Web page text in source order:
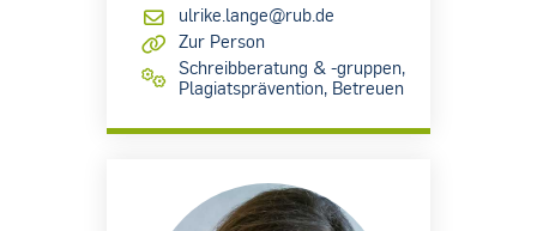
ulrike.lange@rub.de
Zur Person
Schreibberatung & -gruppen,
Plagiatsprävention, Betreuen